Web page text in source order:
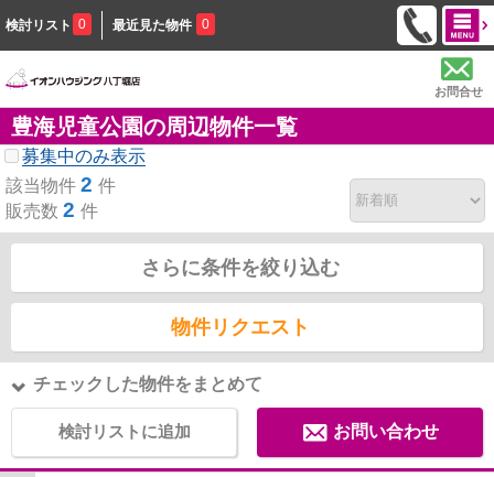
検討リスト 0 最近見た物件 0
お問合せ
豊海児童公園の周辺物件一覧
募集中のみ表示
該当物件 2 件
販売数 2 件
さらに条件を絞り込む
物件リクエスト
チェックした物件をまとめて
検討リストに追加 お問い合わせ